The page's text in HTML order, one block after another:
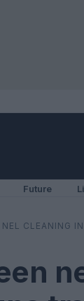
Future
CLEANING